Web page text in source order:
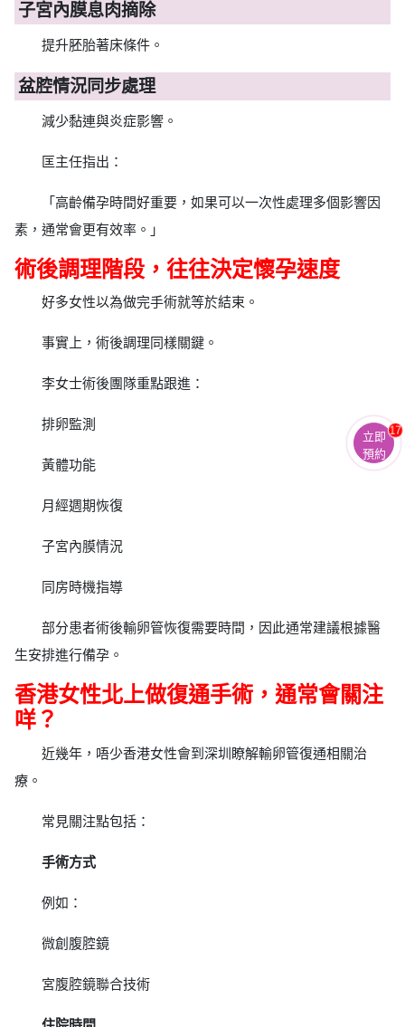
子宮內膜息肉摘除
提升胚胎著床條件。
盆腔情況同步處理
減少黏連與炎症影響。
匡主任指出：
「高齡備孕時間好重要，如果可以一次性處理多個影響因
素，通常會更有效率。」
術後調理階段，往往決定懷孕速度
好多女性以為做完手術就等於結束。
事實上，術後調理同樣關鍵。
李女士術後團隊重點跟進：
排卵監測
黃體功能
月經週期恢復
子宮內膜情況
同房時機指導
部分患者術後輸卵管恢復需要時間，因此通常建議根據醫
生安排進行備孕。
香港女性北上做復通手術，通常會關注
咩？
近幾年，唔少香港女性會到深圳瞭解輸卵管復通相關治
療。
常見關注點包括：
手術方式
例如：
微創腹腔鏡
宮腹腔鏡聯合技術
立即
預約
17